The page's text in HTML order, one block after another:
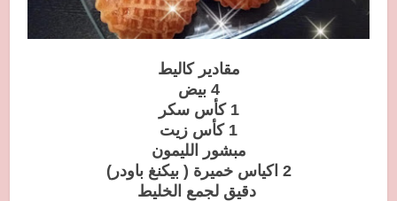
مقادير كاليط
4 بيض
1 كأس سكر
1 كأس زيت
مبشور الليمون
2 اكياس خميرة ( بيكنغ باودر)
دقيق لجمع الخليط